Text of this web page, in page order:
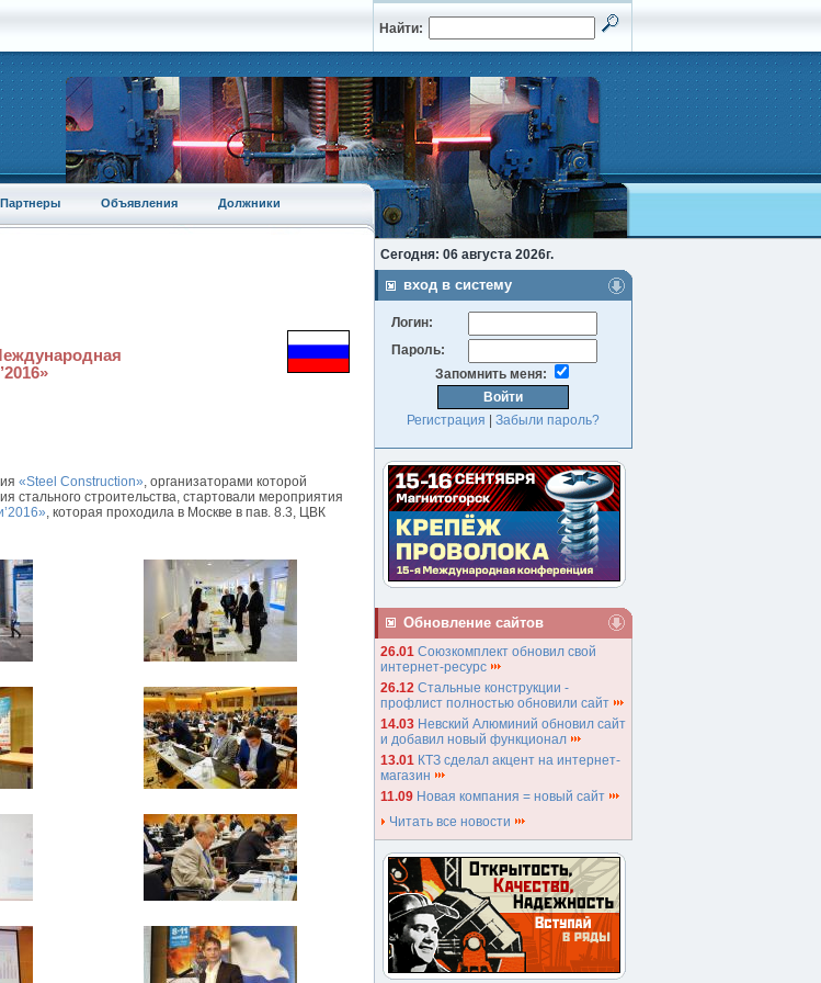
Найти:
Партнеры Объявления Должники
«Steel Construction», организаторами которой
строительства, стартовали мероприятия
, которая проходила в Москве в пав. 8.3, ЦВК
Сегодня: 06 августа 2026г.
вход в систему
Логин:
Пароль:
Запомнить меня:
Регистрация Забыли пароль?
Обновление сайтов
26.01 Союзкомплект обновил свой
интернет-ресурс
26.12 Стальные конструкции -
профлист полностью обновили сайт
14.03 Невский Алюминий обновил сайт
и добавил новый функционал
13.01 КТЗ сделал акцент на интернет-
магазин
11.09 Новая компания = новый сайт
Читать все новости